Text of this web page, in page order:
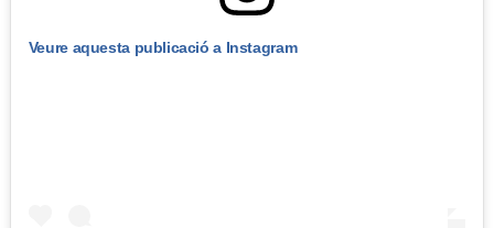
Veure aquesta publicació a Instagram